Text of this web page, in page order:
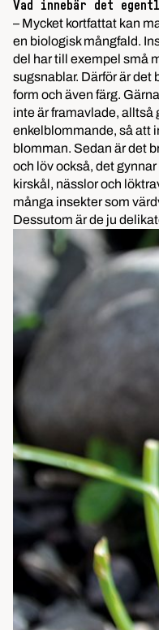
Vad innebär det
– Mycket kortfattat kan
en biologisk mångfald.
del har till exempel små
sugsnablar. Därför är det
form och även färg.
inte är framavlade, alltså
enkelblommande, så att
blomman. Sedan är det
och löv också, det
kirskål, nässlor och
många insekter som
Dessutom är de ju